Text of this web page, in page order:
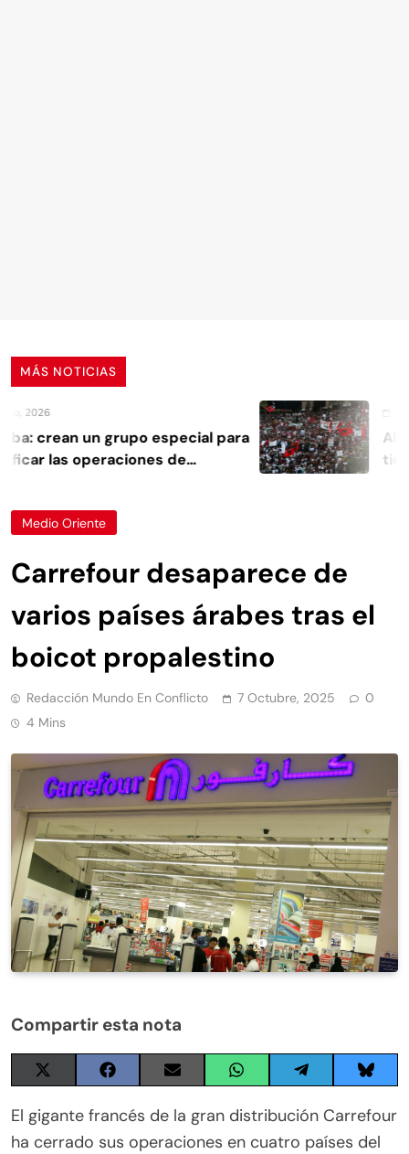
MÁS NOTICIAS
2026
crean un grupo especial para
las operaciones de
Medio Oriente
Carrefour desaparece de
varios países árabes tras el
boicot propalestino
Redacción Mundo En Conflicto 7 Octubre, 2025
0
4 Mins
Compartir esta nota
Share
on
X
(Twitter)
Share
on
Facebook
Share
on
Email
Share
on
WhatsApp
Share
on
Telegram
Share
on
El gigante francés de la gran distribución Carrefour
ha cerrado sus operaciones en cuatro países del